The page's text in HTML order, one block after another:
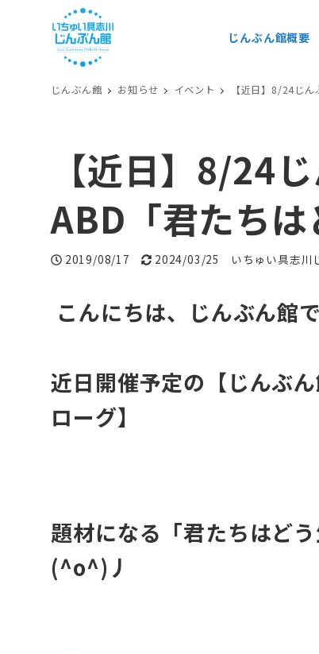
じんぶん館概要
じんぶん館 お知らせ イベント 【近日】8/24じ
【近日】8/24
ABD「君たちは
投稿日
2019/08/17 更新日
2024/03/25 著者
いちゅい具志川
こんにちは、じんぶん館で
近日開催予定の【じんぶ
ローグ】
題材になる「君たちはど
(^o^)丿